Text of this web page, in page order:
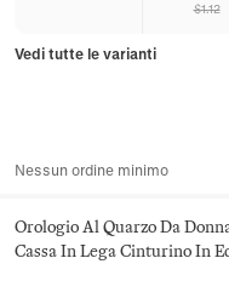
$1.12
Vedi tutte le varianti
Nessun ordine minimo
Orologio Al Quarzo Da
Cassa In Lega Cinturino In